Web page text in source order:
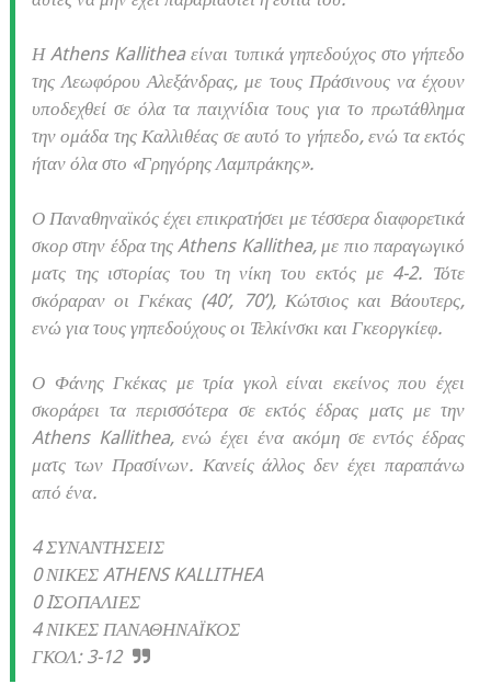
Η Athens Kallithea είναι τυπικά γηπεδούχος στο γήπεδο
της Λεωφόρου Αλεξάνδρας, με τους Πράσινους να έχουν
υποδεχθεί σε όλα τα παιχνίδια τους για το πρωτάθλημα
την ομάδα της Καλλιθέας σε αυτό το γήπεδο, ενώ τα εκτός
ήταν όλα στο «Γρηγόρης Λαμπράκης».
Ο Παναθηναϊκός έχει επικρατήσει με τέσσερα διαφορετικά
σκορ στην έδρα της Athens Kallithea, με πιο παραγωγικό
ματς της ιστορίας του τη νίκη του εκτός με 4-2. Τότε
σκόραραν οι Γκέκας (40’, 70’), Κώτσιος και Βάουτερς,
ενώ για τους γηπεδούχους οι Τελκίνσκι και Γκεοργκίεφ.
Ο Φάνης Γκέκας με τρία γκολ είναι εκείνος που έχει
σκοράρει τα περισσότερα σε εκτός έδρας ματς με την
Athens Kallithea, ενώ έχει ένα ακόμη σε εντός έδρας
ματς των Πρασίνων. Κανείς άλλος δεν έχει παραπάνω
από ένα.
4 ΣΥΝΑΝΤΗΣΕΙΣ
0 ΝΙΚΕΣ ATHENS KALLITHEA
0 IΣΟΠΑΛΙΕΣ
4 ΝΙΚΕΣ ΠΑΝΑΘΗΝΑΪΚΟΣ
ΓΚΟΛ: 3-12